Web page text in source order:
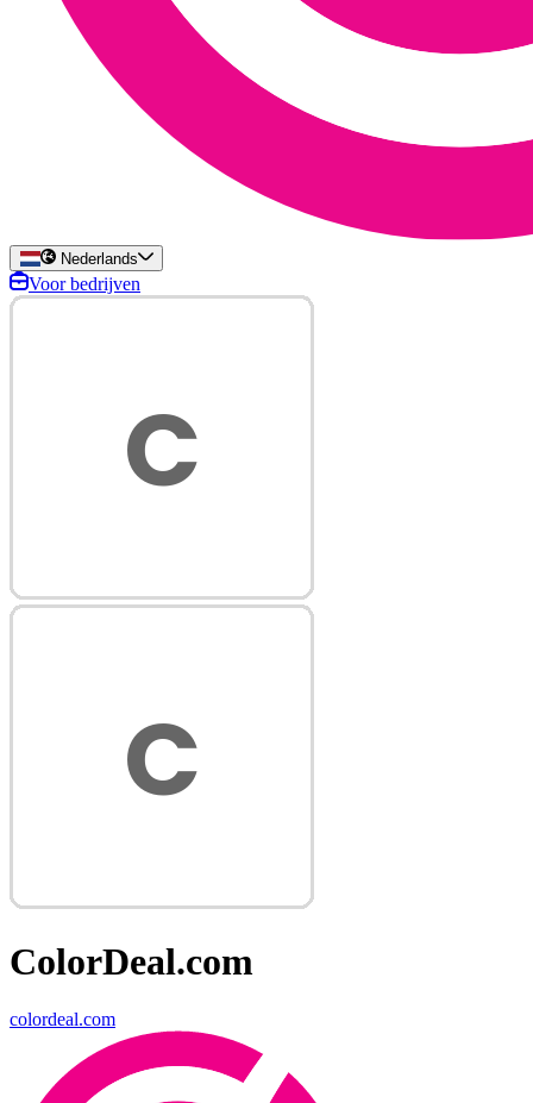
Nederlands
Voor bedrijven
ColorDeal.com
colordeal.com